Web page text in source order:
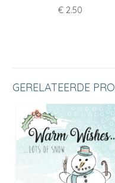
€2.50
GERELATEERDE